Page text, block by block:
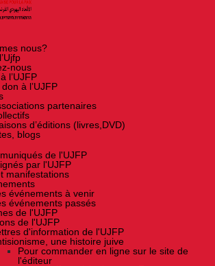
nous?
nous
l’UJFP
à l’UJFP
partenaires
d’éditions (livres,DVD)
blogs
de l'UJFP
par l'UJFP
manifestations
événements à venir
événements passés
de l'UJFP
de l'UJFP
d'information de l'UJFP
une histoire juive
Pour commander en ligne sur le site de
l'éditeur